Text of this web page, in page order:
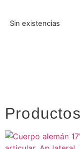
Sin existencias